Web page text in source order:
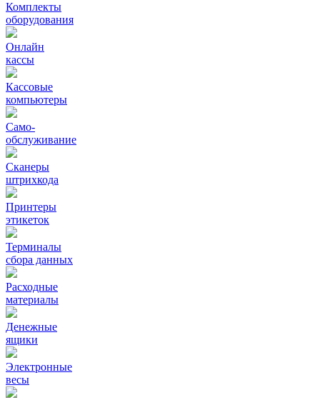
Комплекты
оборудования
Онлайн
кассы
Кассовые
компьютеры
Само-
обслуживание
Сканеры
штрихкода
Принтеры
этикеток
Терминалы
сбора данных
Расходные
материалы
Денежные
ящики
Электронные
весы